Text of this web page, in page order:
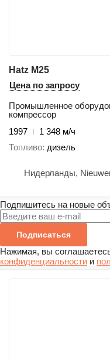
Hatz M25
Цена по запросу
Промышленное
компрессор
1997
1 348 м/ч
Топливо дизель
Нидерланды,
Подпишитесь на новые
Подписаться
Нажимая, вы
конфиденциальности и